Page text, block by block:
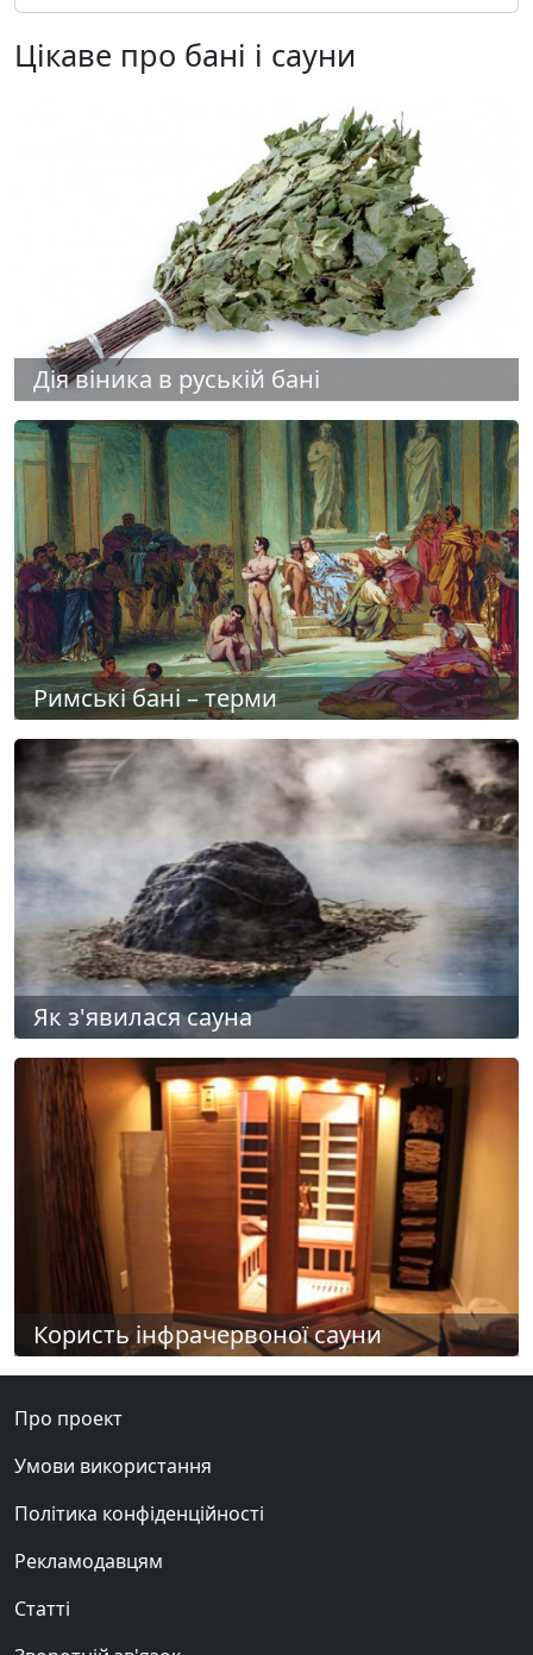
Цікаве про бані і сауни
Дія віника в руській бані
Римські бані – терми
Як з'явилася сауна
Користь інфрачервоної сауни
Про проект
Умови використання
Політика конфіденційності
Рекламодавцям
Статті